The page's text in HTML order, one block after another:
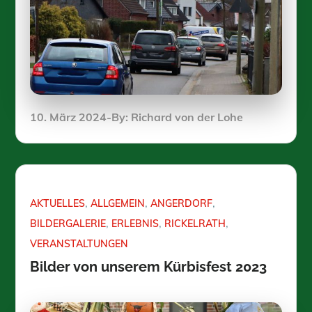
Posted
10. März 2024 By: Richard von der Lohe
AKTUELLES ALLGEMEIN ANGERDORF
BILDERGALERIE ERLEBNIS RICKELRATH
VERANSTALTUNGEN
Bilder von unserem Kürbisfest 2023